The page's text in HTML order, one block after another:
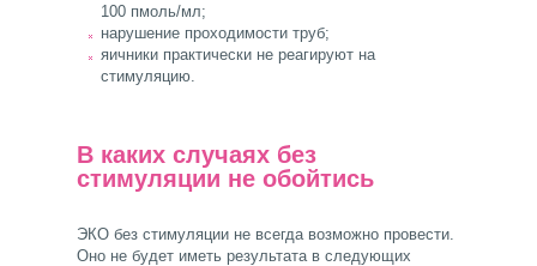
100 пмоль/мл;
нарушение проходимости труб;
яичники практически не реагируют на
стимуляцию.
В каких случаях без
стимуляции не обойтись
ЭКО без стимуляции не всегда возможно провести.
Оно не будет иметь результата в следующих